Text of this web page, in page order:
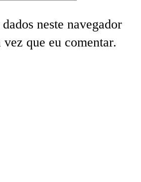
neste navegador
que eu comentar.